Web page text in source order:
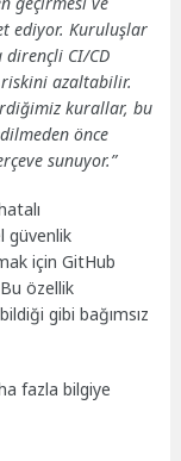
ediyor. Kuruluşlar
dirençli CI/CD
azaltabilir.
kurallar, bu
önce
sunuyor.”
güvenlik
için GitHub
özellik
gibi bağımsız
fazla bilgiye